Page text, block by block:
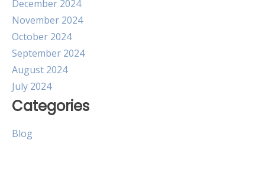
December 2024
November 2024
October 2024
September 2024
August 2024
July 2024
Categories
Blog